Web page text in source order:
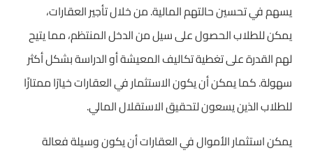
يسهم في تحسين حالتهم المالية. من خلال تأجير العقارات،
يمكن للطلاب الحصول على سيل من الدخل المنتظم، مما يتيح
لهم القدرة على تغطية تكاليف المعيشة أو الدراسة بشكل أكثر
سهولة. كما يمكن أن يكون الاستثمار في العقارات خيارًا ممتازًا
للطلاب الذين يسعون لتحقيق الاستقلال المالي.
يمكن استثمار الأموال في العقارات أن يكون وسيلة فعالة